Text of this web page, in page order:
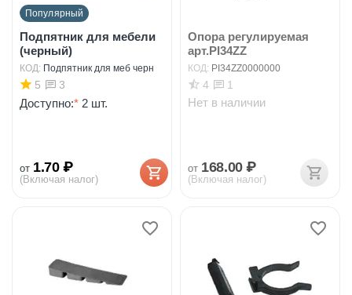
Популярный
Подпятник для мебели
(черный)
КОД: Подпятник для меб черн
5 3
Доступно:* 2 шт.
от 1.70 ₽
(Включая налог)
Опора регулируемая
арт.PI34ZZ
КОД: PI34ZZ0000000
4 1
Нет в наличии
от 168.00 ₽
(Включая налог)